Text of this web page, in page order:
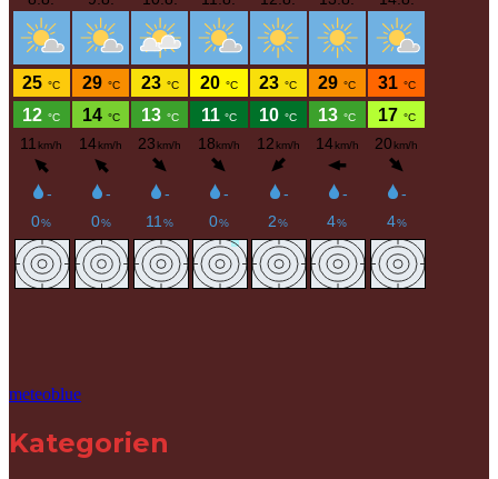
meteoblue
Kategorien